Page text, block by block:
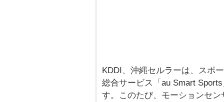
KDDI、沖縄セルラーは、スポ
総合サービス「au Smart
す。このたび、モーションセ